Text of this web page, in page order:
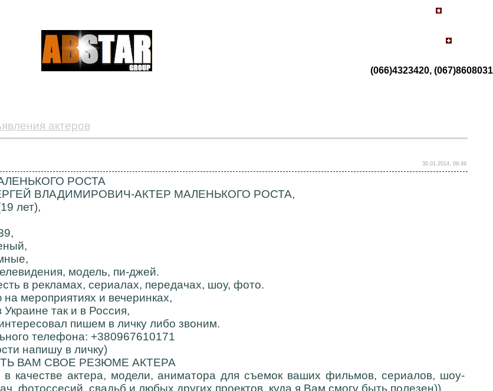
(066)4323420, (067)8608031
актеров
30.01.2014, 09:49
РОСТА
ВЛАДИМИРОВИЧ-АКТЕР МАЛЕНЬКОГО РОСТА,
лет),
модель, пи-джей.
в рекламах, сериалах, передачах, шоу, фото.
мероприятиях и вечеринках,
так и в Россия,
пишем в личку либо звоним.
телефона: +380967610171
напишу в личку)
ВАМ СВОЕ РЕЗЮМЕ АКТЕРА
качестве актера, модели, аниматора для съемок ваших фильмов, сериалов, шоу-
фотоссесий, свадьб и любых других проектов, куда я Вам смогу быть полезен))